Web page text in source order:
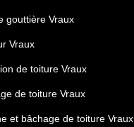
gouttière Vraux
Vraux
de toiture Vraux
de toiture Vraux
et bâchage de toiture Vraux